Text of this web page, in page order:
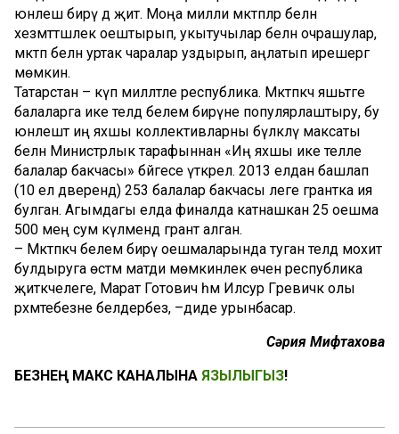
юнәлеш бирү дә җитә. Моңа милли мәктәпләр белән
хезмәттәшлек оештырып, укытучылар белән очрашулар,
мәктәп белән уртак чаралар уздырып, аңлатып ирешергә
мөмкин.
Татарстан – күп милләтле республика. Мәктәпкәчә яшьтәге
балаларга ике телдә белем бирүне популярлаштыру, бу
юнәлештә иң яхшы коллективларны бүләкләү максаты
белән Министрлык тарафыннан «Иң яхшы ике телле
балалар бакчасы» бәйгесе үткәрелә. 2013 елдан башлап
(10 ел дәверендә) 253 балалар бакчасы әлеге грантка ия
булган. Агымдагы елда финалда катнашкан 25 оешма
500 мең сум күләмендә грант алган.
– Мәктәпкәчә белем бирү оешмаларында туган телдә мохит
булдыруга өстәмә матди мөмкинлек өчен республика
җитәкчелеге, Марат Готович һәм Илсур Гәрәевичкә олы
рәхмәтебезне белдерәбез, –диде урынбасар.
Сәрия Мифтахова
БЕЗНЕҢ МАКС КАНАЛЫНА ЯЗЫЛЫГЫЗ!